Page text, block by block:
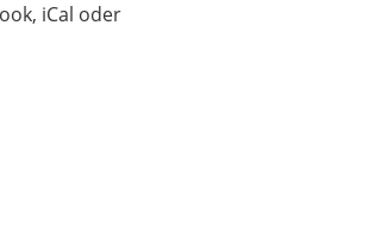
iCal oder